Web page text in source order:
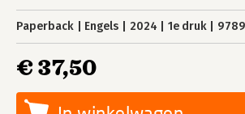
Paperback Engels 2024 1e druk
€ 37,50